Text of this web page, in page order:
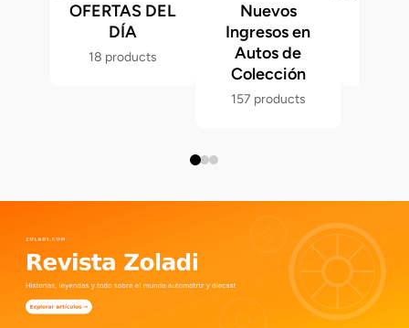
OFERTAS DEL
DÍA
18 products
Nuevos
Ingresos en
Autos de
Colección
157 products